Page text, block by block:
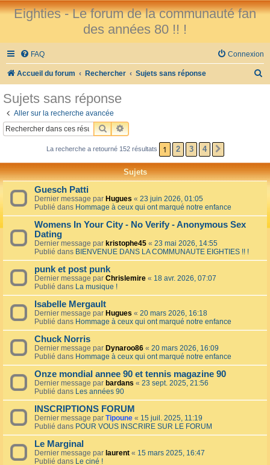
Eighties - Le forum de la communauté fan
des années 80 !! !
FAQ Connexion
Accueil du forum Rechercher Sujets sans réponse
h
r
Sujets sans réponse
Aller sur la recherche avancée
RECHERCHER
RECHERCHE AVANCÉE
La recherche a retourné 152 résultats 1 2 3 4
Sujets
Guesch Patti
Dernier message par Hugues « 23 juin 2026, 01:05
Publié dans Hommage à ceux qui ont marqué notre enfance
Womens In Your City - No Verify - Anonymous Sex
Dating
Dernier message par kristophe45 « 23 mai 2026, 14:55
Publié dans BIENVENUE DANS LA COMMUNAUTE EIGHTIES !! !
punk et post punk
Dernier message par Chrislemire « 18 avr. 2026, 07:07
Publié dans La musique !
Isabelle Mergault
Dernier message par Hugues « 20 mars 2026, 16:18
Publié dans Hommage à ceux qui ont marqué notre enfance
Chuck Norris
Dernier message par Dynaroo86 « 20 mars 2026, 16:09
Publié dans Hommage à ceux qui ont marqué notre enfance
Onze mondial annee 90 et tennis magazine 90
Dernier message par bardans « 23 sept. 2025, 21:56
Publié dans Les années 90
INSCRIPTIONS FORUM
Dernier message par Tipoune « 15 juil. 2025, 11:19
Publié dans POUR VOUS INSCRIRE SUR LE FORUM
Le Marginal
Dernier message par laurent « 15 mars 2025, 16:47
Publié dans Le ciné !